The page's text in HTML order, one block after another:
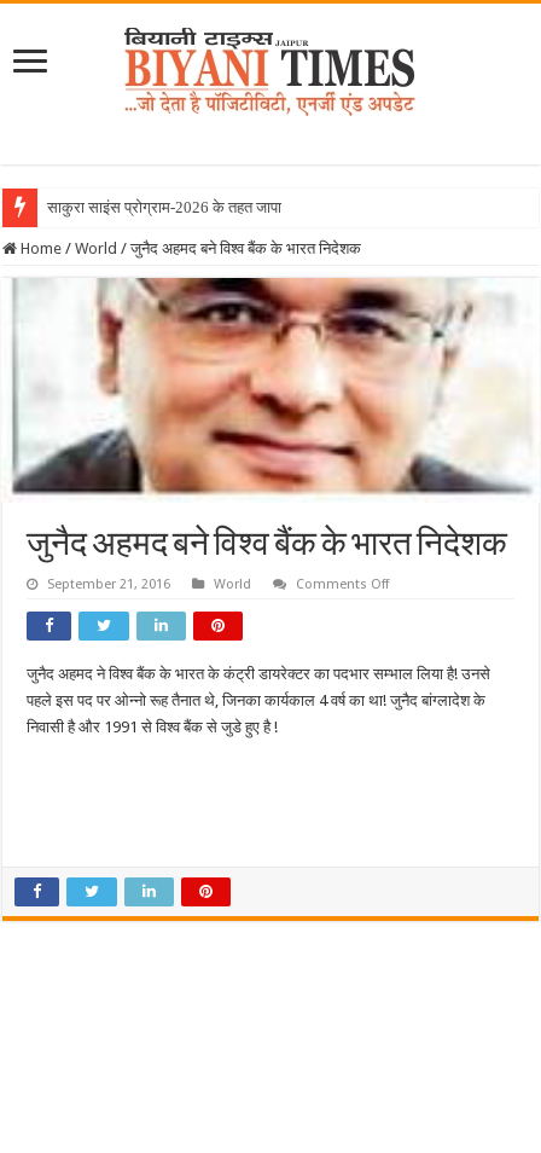
साकुरा साइंस प्रोग्राम-2026 के तहत जापान रवाना हुई ब
Home / World / जुनैद अहमद बने विश्व बैंक के भारत निदेशक
जुनैद अहमद बने विश्व बैंक के भारत निदेशक
September 21, 2016 World Comments Offon
के
भारत
निदेशक
जुनैद अहमद ने विश्व बैंक के भारत के कंट्री डायरेक्टर का पदभार सम्भाल लिया है! उनसे
पहले इस पद पर ओन्नो रूह तैनात थे, जिनका कार्यकाल 4 वर्ष का था! जुनैद बांग्लादेश के
निवासी है और 1991 से विश्व बैंक से जुडे हुए है !